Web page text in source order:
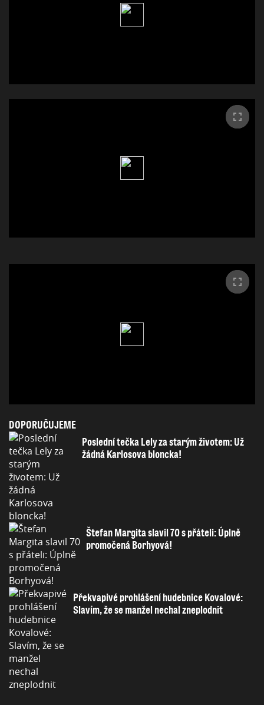
DOPORUČUJEME
Poslední tečka Lely za starým životem: Už
žádná Karlosova bloncka!
Štefan Margita slavil 70 s přáteli: Úplně
promočená Borhyová!
Překvapivé prohlášení hudebnice Kovalové:
Slavím, že se manžel nechal zneplodnit